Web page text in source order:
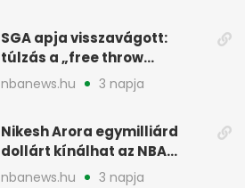
SGA apja visszavágott:
túlzás a „free throw
merchant” címke?
nbanews.hu 3 napja
Nikesh Arora egymilliárd
dollárt kínálhat az NBA
Europe londoni csapatáért
nbanews.hu 3 napja